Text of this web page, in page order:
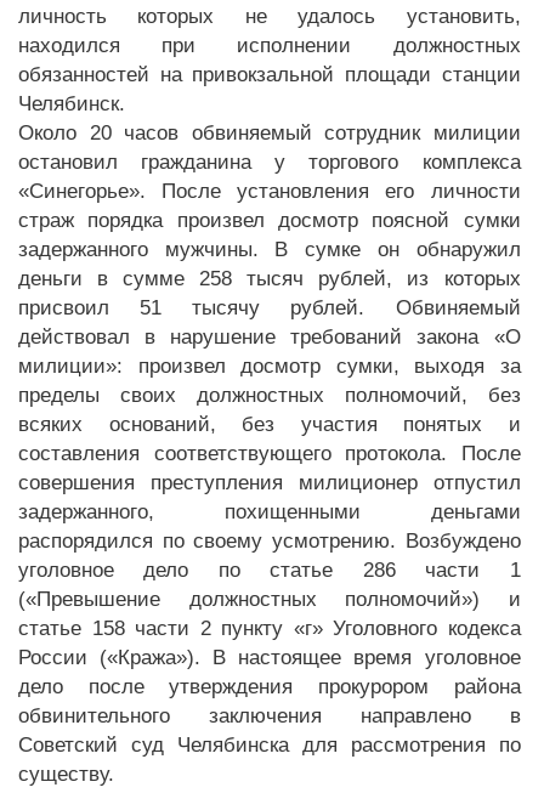
личность которых не удалось установить,
находился при исполнении должностных
обязанностей на привокзальной площади станции
Челябинск.
Около 20 часов обвиняемый сотрудник милиции
остановил гражданина у торгового комплекса
«Синегорье». После установления его личности
страж порядка произвел досмотр поясной сумки
задержанного мужчины. В сумке он обнаружил
деньги в сумме 258 тысяч рублей, из которых
присвоил 51 тысячу рублей. Обвиняемый
действовал в нарушение требований закона «О
милиции»: произвел досмотр сумки, выходя за
пределы своих должностных полномочий, без
всяких оснований, без участия понятых и
составления соответствующего протокола. После
совершения преступления милиционер отпустил
задержанного, похищенными деньгами
распорядился по своему усмотрению. Возбуждено
уголовное дело по статье 286 части 1
(«Превышение должностных полномочий») и
статье 158 части 2 пункту «г» Уголовного кодекса
России («Кража»). В настоящее время уголовное
дело после утверждения прокурором района
обвинительного заключения направлено в
Советский суд Челябинска для рассмотрения по
существу.